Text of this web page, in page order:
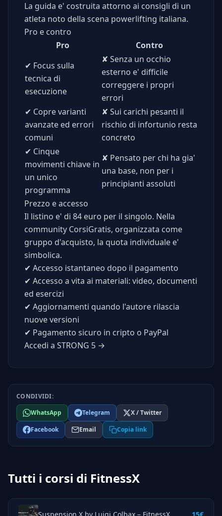
La guida e' costruita attorno ai consigli di un
atleta noto della scena powerlifting italiana.
Pro e contro
Pro
Contro
✔ Focus sulla
tecnica di
esecuzione
✘ Senza un occhio
esterno e' difficile
correggere i propri
errori
✔ Copre varianti
avanzate ed errori
comuni
✘ Sui carichi pesanti il
rischio di infortunio resta
concreto
✔ Cinque
movimenti chiave in
un unico
programma
✘ Pensato per chi ha gia'
una base, non per i
principianti assoluti
Prezzo e accesso
Il listino e' di 84 euro per il singolo. Nella
community CorsiGratis, organizzata come
gruppo d'acquisto, la quota individuale e'
simbolica.
✔ Accesso istantaneo dopo il pagamento
✔ Accesso a vita ai materiali: video, documenti
ed esercizi
✔ Aggiornamenti quando l'autore rilascia
nuove versioni
✔ Pagamento sicuro in cripto o PayPal
Accedi a STRONG 5 →
CONDIVIDI:
WhatsApp
Telegram
X / Twitter
Facebook
Email Copia link
Tutti i corsi di FitnessX